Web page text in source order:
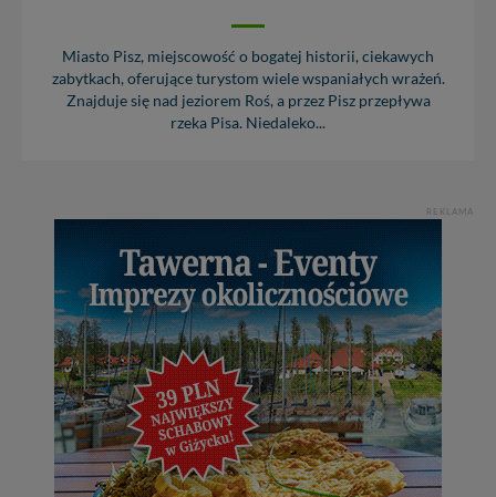
Miasto Pisz, miejscowość o bogatej historii, ciekawych
zabytkach, oferujące turystom wiele wspaniałych wrażeń.
Znajduje się nad jeziorem Roś, a przez Pisz przepływa
rzeka Pisa. Niedaleko...
REKLAMA